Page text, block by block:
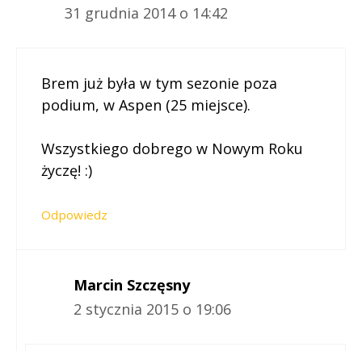
31 grudnia 2014 o 14:42
Brem już była w tym sezonie poza
podium, w Aspen (25 miejsce).
Wszystkiego dobrego w Nowym Roku
życzę! :)
Odpowiedz
Marcin Szczęsny
2 stycznia 2015 o 19:06